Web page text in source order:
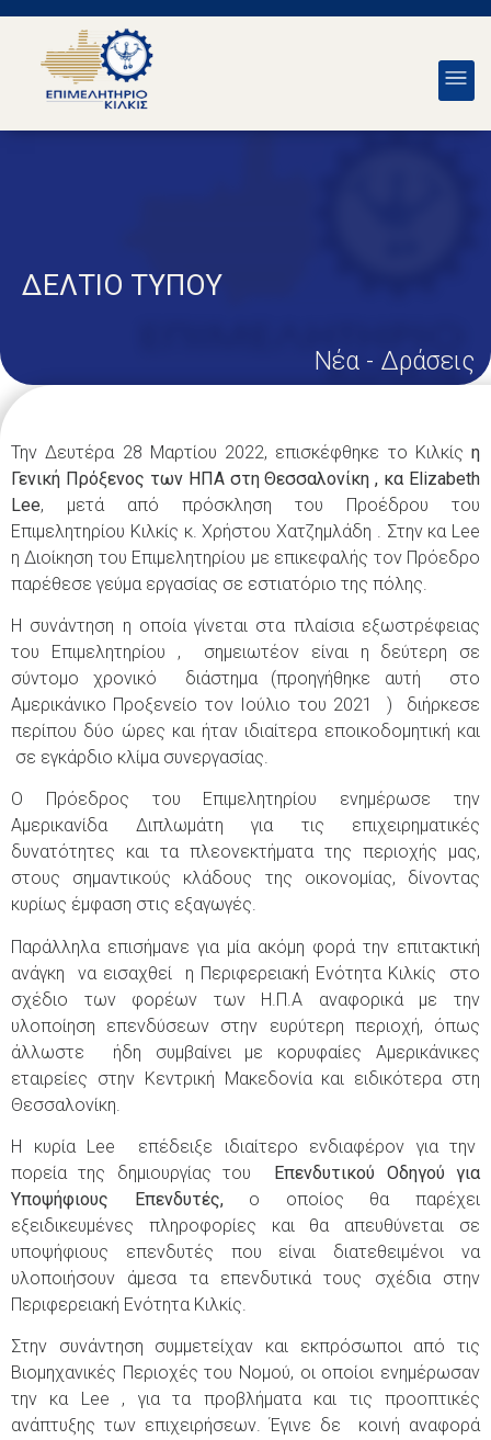
ΔΕΛΤΙΟ ΤΥΠΟΥ
Νέα - Δράσεις
Την Δευτέρα 28 Μαρτίου 2022, επισκέφθηκε το Κιλκίς η
Γενική Πρόξενος των ΗΠΑ στη Θεσσαλονίκη , κα Elizabeth
Lee, μετά από πρόσκληση του Προέδρου του
Επιμελητηρίου Κιλκίς κ. Χρήστου Χατζημλάδη . Στην κα Lee
η Διοίκηση του Επιμελητηρίου με επικεφαλής τον Πρόεδρο
παρέθεσε γεύμα εργασίας σε εστιατόριο της πόλης.
Η συνάντηση η οποία γίνεται στα πλαίσια εξωστρέφειας
του Επιμελητηρίου , σημειωτέον είναι η δεύτερη σε
σύντομο χρονικό διάστημα (προηγήθηκε αυτή στο
Αμερικάνικο Προξενείο τον Ιούλιο του 2021 ) διήρκεσε
περίπου δύο ώρες και ήταν ιδιαίτερα εποικοδομητική και
σε εγκάρδιο κλίμα συνεργασίας.
Ο Πρόεδρος του Επιμελητηρίου ενημέρωσε την
Αμερικανίδα Διπλωμάτη για τις επιχειρηματικές
δυνατότητες και τα πλεονεκτήματα της περιοχής μας,
στους σημαντικούς κλάδους της οικονομίας, δίνοντας
κυρίως έμφαση στις εξαγωγές.
Παράλληλα επισήμανε για μία ακόμη φορά την επιτακτική
ανάγκη να εισαχθεί η Περιφερειακή Ενότητα Κιλκίς στο
σχέδιο των φορέων των Η.Π.Α αναφορικά με την
υλοποίηση επενδύσεων στην ευρύτερη περιοχή, όπως
άλλωστε ήδη συμβαίνει με κορυφαίες Αμερικάνικες
εταιρείες στην Κεντρική Μακεδονία και ειδικότερα στη
Θεσσαλονίκη.
Η κυρία Lee επέδειξε ιδιαίτερο ενδιαφέρον για την
πορεία της δημιουργίας του Επενδυτικού Οδηγού για
Υποψήφιους Επενδυτές, ο οποίος θα παρέχει
εξειδικευμένες πληροφορίες και θα απευθύνεται σε
υποψήφιους επενδυτές που είναι διατεθειμένοι να
υλοποιήσουν άμεσα τα επενδυτικά τους σχέδια στην
Περιφερειακή Ενότητα Κιλκίς.
Στην συνάντηση συμμετείχαν και εκπρόσωποι από τις
Βιομηχανικές Περιοχές του Νομού, οι οποίοι ενημέρωσαν
την κα Lee , για τα προβλήματα και τις προοπτικές
ανάπτυξης των επιχειρήσεων. Έγινε δε κοινή αναφορά